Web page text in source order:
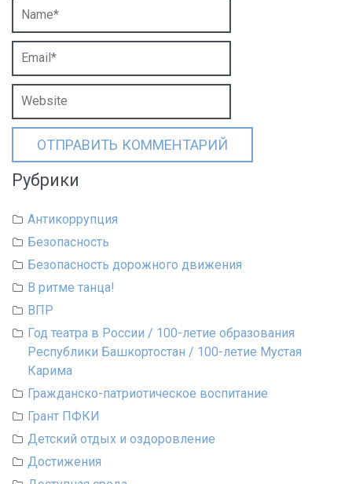
Рубрики
Антикоррупция
Безопасность
Безопасность дорожного движения
В ритме танца!
ВПР
Год театра в России / 100-летие образования
Республики Башкортостан / 100-летие Мустая
Карима
Гражданско-патриотическое воспитание
Грант ПФКИ
Детский отдых и оздоровление
Достижения